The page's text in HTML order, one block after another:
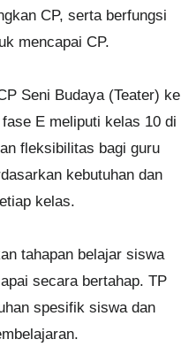
CP, serta berfungsi
mencapai CP.
Seni Budaya (Teater) ke
E meliputi kelas 10 di
fleksibilitas bagi guru
kebutuhan dan
kelas.
tahapan belajar siswa
secara bertahap. TP
spesifik siswa dan